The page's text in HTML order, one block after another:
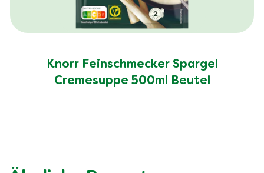
Knorr Feinschmecker Spargel
Cremesuppe 500ml Beutel